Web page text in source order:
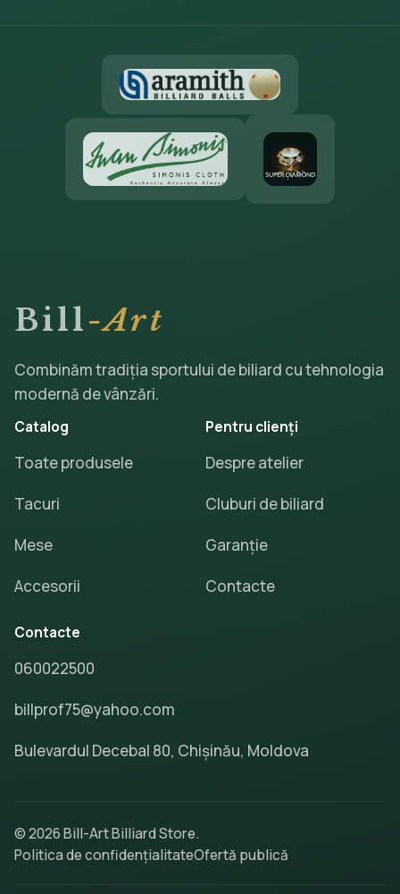
Bill-Art
Combinăm tradiția sportului de biliard cu tehnologia
modernă de vânzări.
Catalog
Toate produsele
Tacuri
Mese
Accesorii
Pentru clienți
Despre atelier
Cluburi de biliard
Garanție
Contacte
Contacte
060022500
billprof75@yahoo.com
Bulevardul Decebal 80, Chișinău, Moldova
© 2026 Bill-Art Billiard Store.
Politica de confidențialitateOfertă publică